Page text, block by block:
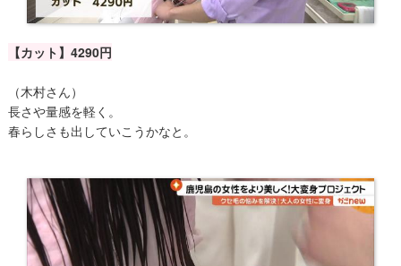
【カット】4290円
（木村さん）
長さや量感を軽く。
春らしさも出していこうかなと。